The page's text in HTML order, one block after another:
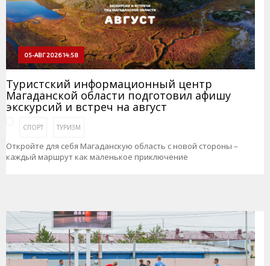
05-АВГ 2026 14:58
Туристский информационный центр
Магаданской области подготовил афишу
экскурсий и встреч на август
СПОРТ ТУРИЗМ
Откройте для себя Магаданскую область с новой стороны –
каждый маршрут как маленькое приключение